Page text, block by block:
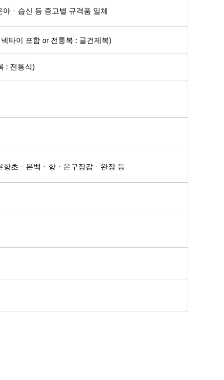
아 ㆍ습신 등 종교별 규격품 일체
넥타이 포함 or 전통복 : 굴건제복)
: 전통식)
향초 ㆍ본백 ㆍ향 ㆍ운구장갑 ㆍ완장 등